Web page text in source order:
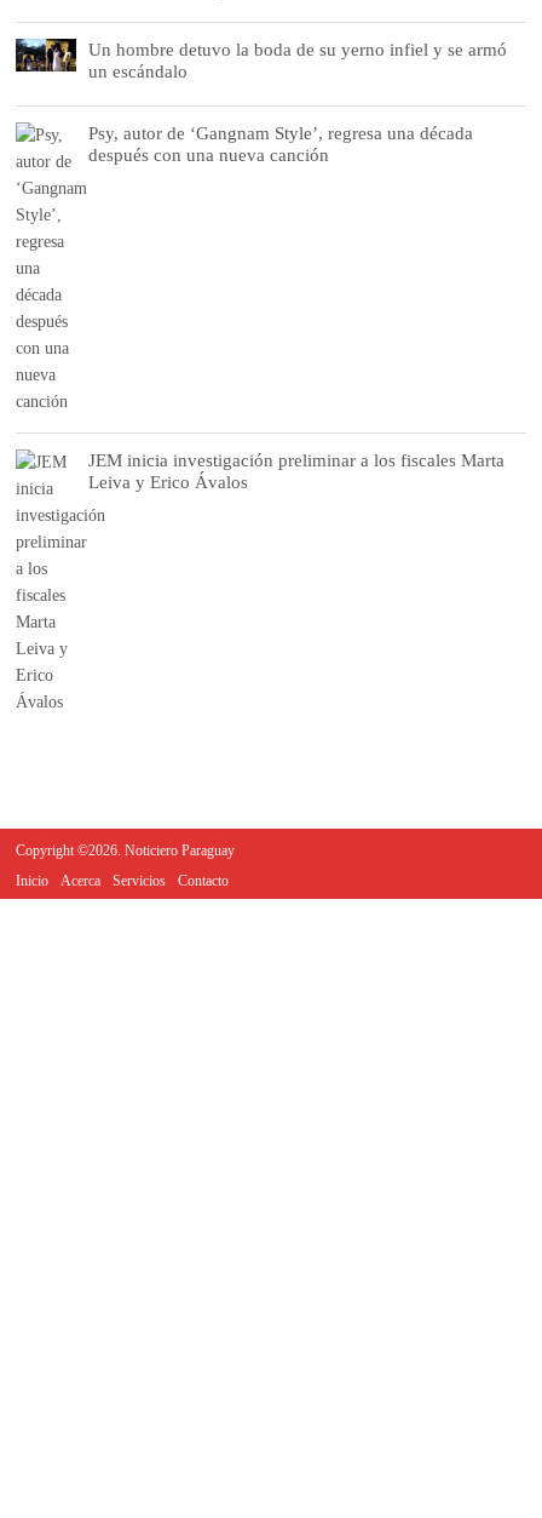
Un hombre detuvo la boda de su yerno infiel y se armó
un escándalo
Psy, autor de ‘Gangnam Style’, regresa una década
después con una nueva canción
JEM inicia investigación preliminar a los fiscales Marta
Leiva y Erico Ávalos
Copyright ©2026. Noticiero Paraguay
Inicio
Acerca Servicios Contacto